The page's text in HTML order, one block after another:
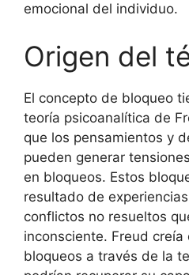
emocional del individuo.
Origen del
El concepto de bloqueo
teoría psicoanalítica de
que los pensamientos y
pueden generar
en bloqueos. Estos
resultado de
conflictos no resueltos
inconsciente. Freud
bloqueos a través de la